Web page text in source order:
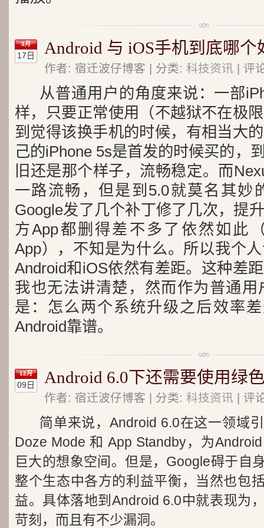
3月
17日 Android 与 iOS手机到底哪个
作者: 宿迁波仔博客 | 分类: 科技资讯 | 评
从普通用户的角度来说：一部
样，只要正常使用（不越狱不在极
到觉得该换手机的时候，有相当大
己的iPhone 5s是首发的时候买的，
旧还是那个样子，流畅稳定。而
一路流畅，但是到5.0就莫名其妙
Google发了几个补丁修了几次，提
方App都删得差不多了依然如此
App），不知是为什么。所以我个
Android和 iOS依然有差距。这种差
我也无法讲清楚，然而作为普通
是：怎么两个系统升级之后效率
Android靠谱。
12月
09日 Android 6.0下还需要使用绿
作者: 宿迁波仔博客 | 分类: 科技资讯 | 评
简单来说，Android 6.0在这一领
Doze Mode 和 App Standby，为
巨大的想象空间。但是，Google碍于自
整个生态中各方的利益平衡，当然也包
益。具体落地到Android 6.0中就表现为
苛刻，而且有不少漏洞。